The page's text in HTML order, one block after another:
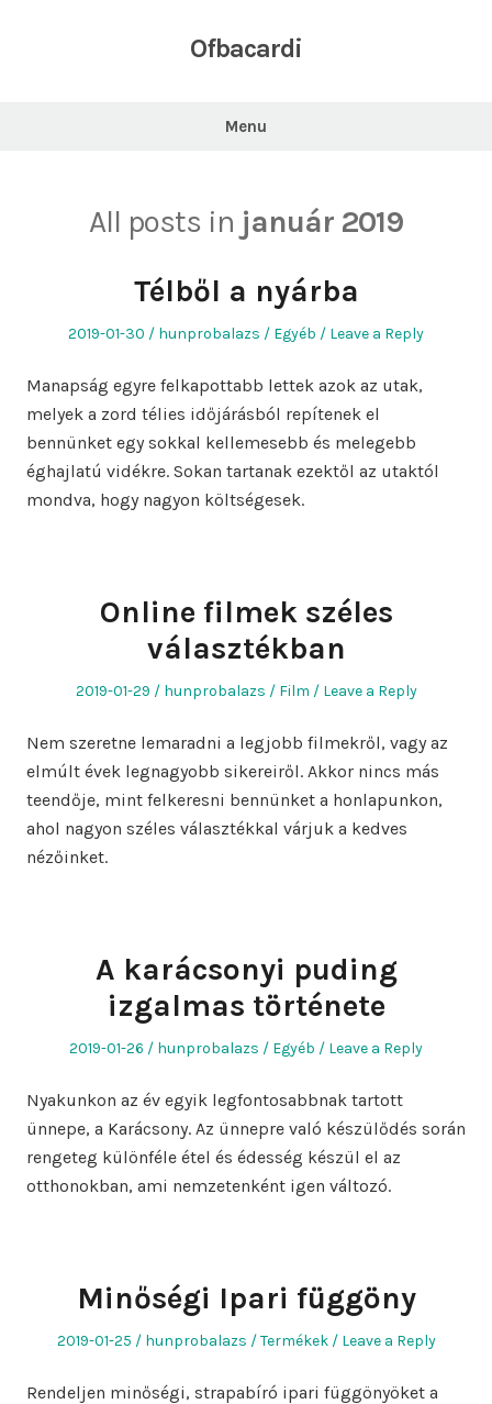
Ofbacardi
Menu
All posts in január 2019
Télből a nyárba
Posted
2019-01-30 Author
hunprobalazs
Posted
Egyéb Leave a Reply
Manapság egyre felkapottabb lettek azok az utak,
melyek a zord télies időjárásból repítenek el
bennünket egy sokkal kellemesebb és melegebb
éghajlatú vidékre. Sokan tartanak ezektől az utaktól
mondva, hogy nagyon költségesek.
Online filmek széles
választékban
Posted
2019-01-29 Author
hunprobalazs
Posted
Film Leave a Reply
Nem szeretne lemaradni a legjobb filmekről, vagy az
elmúlt évek legnagyobb sikereiről. Akkor nincs más
teendője, mint felkeresni bennünket a honlapunkon,
ahol nagyon széles választékkal várjuk a kedves
nézőinket.
A karácsonyi puding
izgalmas története
Posted
2019-01-26 Author
hunprobalazs
Posted
Egyéb Leave a Reply
Nyakunkon az év egyik legfontosabbnak tartott
ünnepe, a Karácsony. Az ünnepre való készülődés során
rengeteg különféle étel és édesség készül el az
otthonokban, ami nemzetenként igen változó.
Minőségi Ipari függöny
Posted
2019-01-25 Author
hunprobalazs
Posted
Termékek Leave a Reply
Rendeljen minőségi, strapabíró ipari függönyöket a